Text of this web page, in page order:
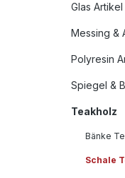
Glas Artikel
Messing &
Polyresin
Spiegel &
Teakholz
Bänke
Schale